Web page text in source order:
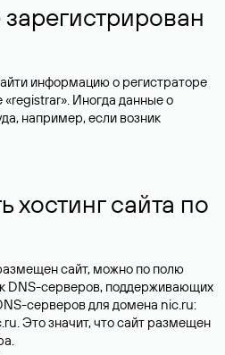
зарегистрирован
информацию о регистраторе
Иногда данные о
например, если возник
хостинг сайта по
сайт, можно по полю
DNS-серверов, поддерживающих
серверов для домена nic.ru:
Это значит, что сайт размещен